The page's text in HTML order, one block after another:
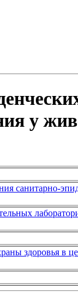
у
санитарно-
здоровья в